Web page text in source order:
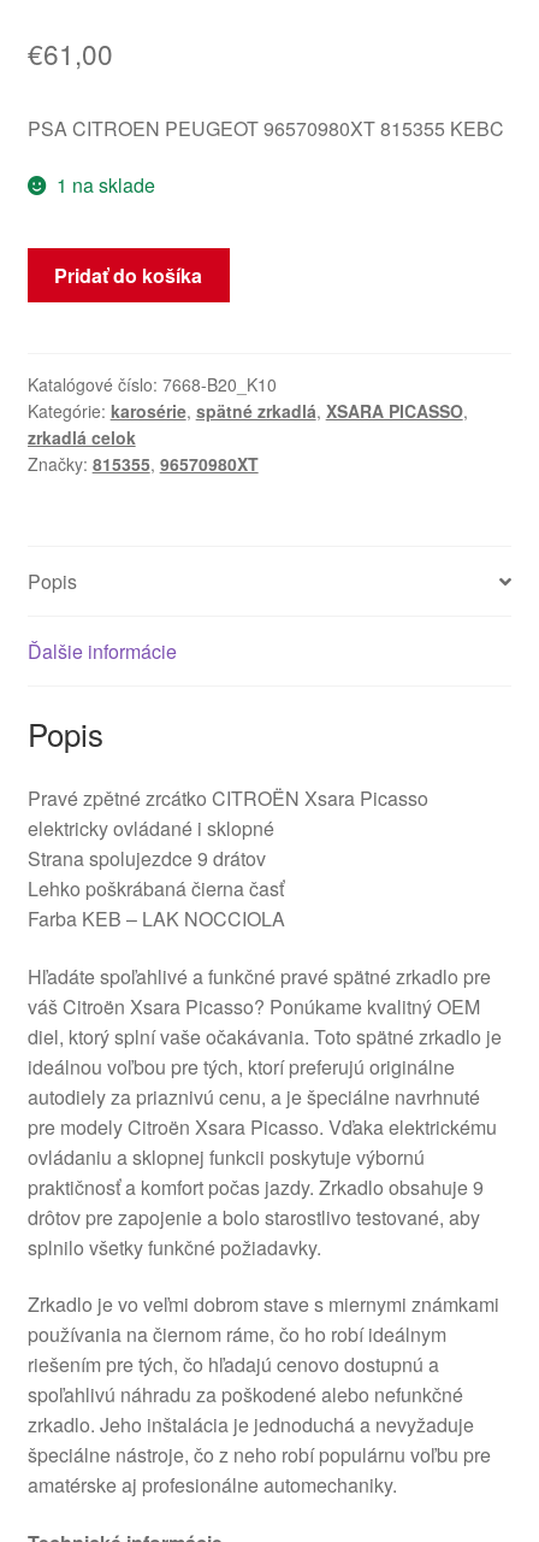
€61,00
PSA CITROEN PEUGEOT 96570980XT 815355 KEBC
1 na sklade
množstvo
Pravé
KEBC
Citroën
Xsara
Picasso
Pridať do košíka
Katalógové číslo: 7668-B20_K10
Kategórie: karosérie, spätné zrkadlá, XSARA PICASSO,
zrkadlá celok
Značky: 815355, 96570980XT
Popis
Ďalšie informácie
Popis
Pravé zpětné zrcátko CITROËN Xsara Picasso
elektricky ovládané i sklopné
Strana spolujezdce 9 drátov
Lehko poškrábaná čierna časť
Farba KEB – LAK NOCCIOLA
Hľadáte spoľahlivé a funkčné pravé spätné zrkadlo pre
váš Citroën Xsara Picasso? Ponúkame kvalitný OEM
diel, ktorý splní vaše očakávania. Toto spätné zrkadlo je
ideálnou voľbou pre tých, ktorí preferujú originálne
autodiely za priaznivú cenu, a je špeciálne navrhnuté
pre modely Citroën Xsara Picasso. Vďaka elektrickému
ovládaniu a sklopnej funkcii poskytuje výbornú
praktičnosť a komfort počas jazdy. Zrkadlo obsahuje 9
drôtov pre zapojenie a bolo starostlivo testované, aby
splnilo všetky funkčné požiadavky.
Zrkadlo je vo veľmi dobrom stave s miernymi známkami
používania na čiernom ráme, čo ho robí ideálnym
riešením pre tých, čo hľadajú cenovo dostupnú a
spoľahlivú náhradu za poškodené alebo nefunkčné
zrkadlo. Jeho inštalácia je jednoduchá a nevyžaduje
špeciálne nástroje, čo z neho robí populárnu voľbu pre
amatérske aj profesionálne automechaniky.